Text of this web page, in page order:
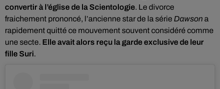
convertir à l’église de la Scientologie. Le divorce
fraichement prononcé, l’ancienne star de la série Dawsona
rapidement quitté ce mouvement souvent considéré comme
une secte. Elle avait alors reçu la garde exclusive de leur
fille Suri.